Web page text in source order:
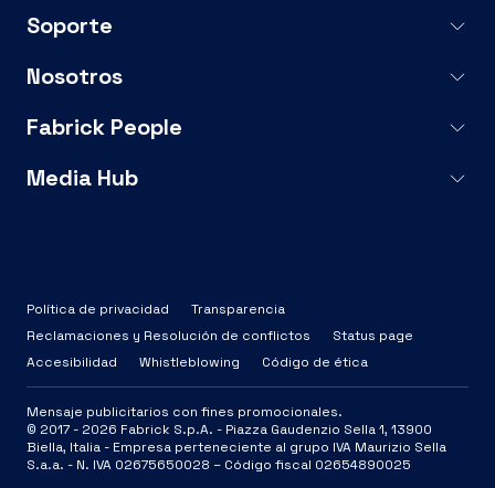
Soporte
Nosotros
Fabrick People
Media Hub
Política de privacidad
Transparencia
Reclamaciones y Resolución de conflictos
Status page
Accesibilidad
Whistleblowing Código de ética
Mensaje publicitarios con fines promocionales.
© 2017 - 2026 Fabrick S.p.A. - Piazza Gaudenzio Sella 1, 13900
Biella, Italia - Empresa perteneciente al grupo IVA Maurizio Sella
S.a.a. - N. IVA 02675650028 – Código fiscal 02654890025